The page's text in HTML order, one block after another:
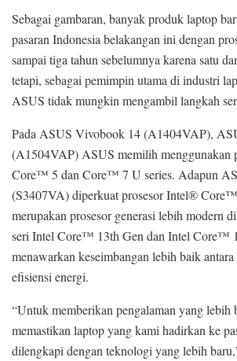
Sebagai gambaran, banyak produk laptop
pasaran Indonesia belakangan ini dengan
sampai tiga tahun sebelumnya karena satu
tetapi, sebagai pemimpin utama di industri
ASUS tidak mungkin mengambil langkah
Pada ASUS Vivobook 14 (A1404VAP),
(A1504VAP) ASUS memilih menggunakan
Core™ 5 dan Core™ 7 U series. Adapun
(S3407VA) diperkuat prosesor Intel®
merupakan prosesor generasi lebih modern
seri Intel Core™ 13th Gen dan Intel Core™
menawarkan keseimbangan lebih baik
efisiensi energi.
“Untuk memberikan pengalaman yang lebih
memastikan laptop yang kami hadirkan ke
dilengkapi dengan teknologi yang lebih